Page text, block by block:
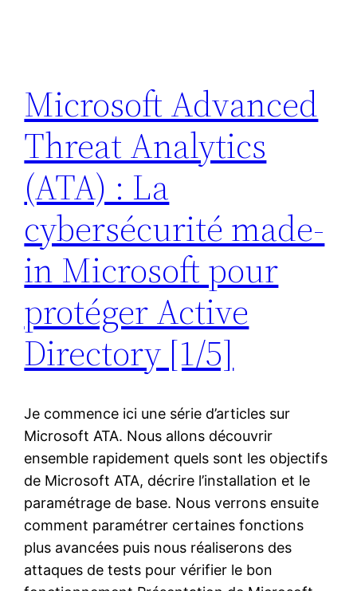
Microsoft Advanced
Threat Analytics
(ATA) : La
cybersécurité made-
in Microsoft pour
protéger Active
Directory [1/5]
Je commence ici une série d’articles sur
Microsoft ATA. Nous allons découvrir
ensemble rapidement quels sont les objectifs
de Microsoft ATA, décrire l’installation et le
paramétrage de base. Nous verrons ensuite
comment paramétrer certaines fonctions
plus avancées puis nous réaliserons des
attaques de tests pour vérifier le bon